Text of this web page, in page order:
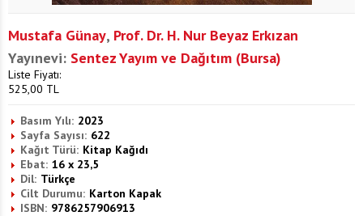
Mustafa Günay, Prof. Dr. H. Nur Beyaz Erkızan
Yayınevi: Sentez Yayım ve Dağıtım (Bursa)
Liste Fiyatı:
525,00 TL
Basım Yılı: 2023
Sayfa Sayısı: 622
Kağıt Türü: Kitap Kağıdı
Ebat: 16 x 23,5
Dil: Türkçe
Cilt Durumu: Karton Kapak
ISBN: 9786257906913